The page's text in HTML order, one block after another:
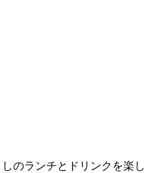
のランチとドリンクを楽し